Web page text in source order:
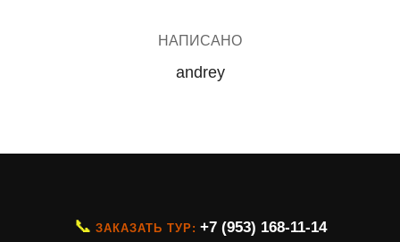
НАПИСАНО
andrey
📞 ЗАКАЗАТЬ ТУР: +7 (953) 168-11-14